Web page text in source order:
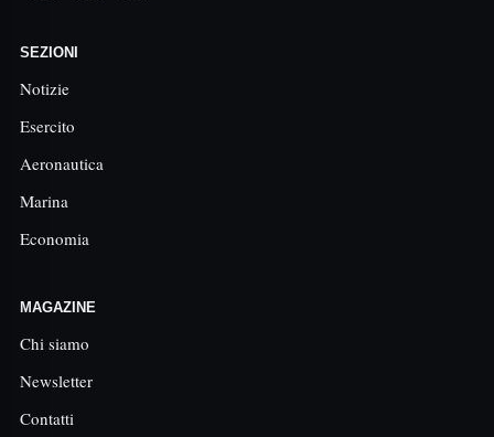
SEZIONI
Notizie
Esercito
Aeronautica
Marina
Economia
MAGAZINE
Chi siamo
Newsletter
Contatti